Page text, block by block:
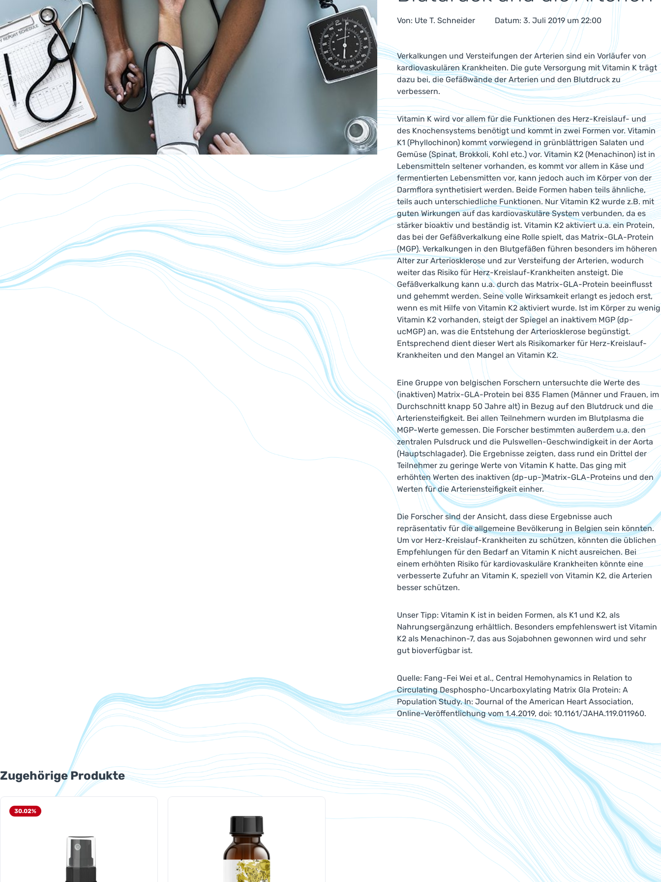
Von: Ute T. Schneider Datum: 3. Juli 2019 um 22:00
Verkalkungen und Versteifungen der Arterien sind ein Vorläufer von
kardiovaskulären Krankheiten. Die gute Versorgung mit Vitamin K trägt
dazu bei, die Gefäßwände der Arterien und den Blutdruck zu
verbessern.
Vitamin K wird vor allem für die Funktionen des Herz-Kreislauf- und
des Knochensystems benötigt und kommt in zwei Formen vor. Vitamin
K1 (Phyllochinon) kommt vorwiegend in grünblättrigen Salaten und
Gemüse (Spinat, Brokkoli, Kohl etc.) vor. Vitamin K2 (Menachinon) ist in
Lebensmitteln seltener vorhanden, es kommt vor allem in Käse und
fermentierten Lebensmitten vor, kann jedoch auch im Körper von der
Darmflora synthetisiert werden. Beide Formen haben teils ähnliche,
teils auch unterschiedliche Funktionen. Nur Vitamin K2 wurde z.B. mit
guten Wirkungen auf das kardiovaskuläre System verbunden, da es
stärker bioaktiv und beständig ist. Vitamin K2 aktiviert u.a. ein Protein,
das bei der Gefäßverkalkung eine Rolle spielt, das Matrix-GLA-Protein
(MGP). Verkalkungen in den Blutgefäßen führen besonders im höheren
Alter zur Arteriosklerose und zur Versteifung der Arterien, wodurch
weiter das Risiko für Herz-Kreislauf-Krankheiten ansteigt. Die
Gefäßverkalkung kann u.a. durch das Matrix-GLA-Protein beeinflusst
und gehemmt werden. Seine volle Wirksamkeit erlangt es jedoch erst,
wenn es mit Hilfe von Vitamin K2 aktiviert wurde. Ist im Körper zu wenig
Vitamin K2 vorhanden, steigt der Spiegel an inaktivem MGP (dp-
ucMGP) an, was die Entstehung der Arteriosklerose begünstigt.
Entsprechend dient dieser Wert als Risikomarker für Herz-Kreislauf-
Krankheiten und den Mangel an Vitamin K2.
Eine Gruppe von belgischen Forschern untersuchte die Werte des
(inaktiven) Matrix-GLA-Protein bei 835 Flamen (Männer und Frauen, im
Durchschnitt knapp 50 Jahre alt) in Bezug auf den Blutdruck und die
Arteriensteifigkeit. Bei allen Teilnehmern wurden im Blutplasma die
MGP-Werte gemessen. Die Forscher bestimmten außerdem u.a. den
zentralen Pulsdruck und die Pulswellen-Geschwindigkeit in der Aorta
(Hauptschlagader). Die Ergebnisse zeigten, dass rund ein Drittel der
Teilnehmer zu geringe Werte von Vitamin K hatte. Das ging mit
erhöhten Werten des inaktiven (dp-up-)Matrix-GLA-Proteins und den
Werten für die Arteriensteifigkeit einher.
Die Forscher sind der Ansicht, dass diese Ergebnisse auch
repräsentativ für die allgemeine Bevölkerung in Belgien sein könnten.
Um vor Herz-Kreislauf-Krankheiten zu schützen, könnten die üblichen
Empfehlungen für den Bedarf an Vitamin K nicht ausreichen. Bei
einem erhöhten Risiko für kardiovaskuläre Krankheiten könnte eine
verbesserte Zufuhr an Vitamin K, speziell von Vitamin K2, die Arterien
besser schützen.
Unser Tipp: Vitamin K ist in beiden Formen, als K1 und K2, als
Nahrungsergänzung erhältlich. Besonders empfehlenswert ist Vitamin
K2 als Menachinon-7, das aus Sojabohnen gewonnen wird und sehr
gut bioverfügbar ist.
Quelle: Fang-Fei Wei et al., Central Hemohynamics in Relation to
Circulating Desphospho-Uncarboxylating Matrix Gla Protein: A
Population Study. In: Journal of the American Heart Association,
Online-Veröffentlichung vom 1.4.2019, doi: 10.1161/JAHA.119.011960.
Produktgalerie überspringen
Zugehörige Produkte
30.02%